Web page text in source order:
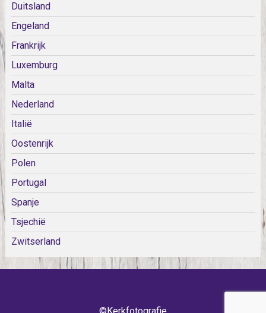
Duitsland
Engeland
Frankrijk
Luxemburg
Malta
Nederland
Italië
Oostenrijk
Polen
Portugal
Spanje
Tsjechië
Zwitserland